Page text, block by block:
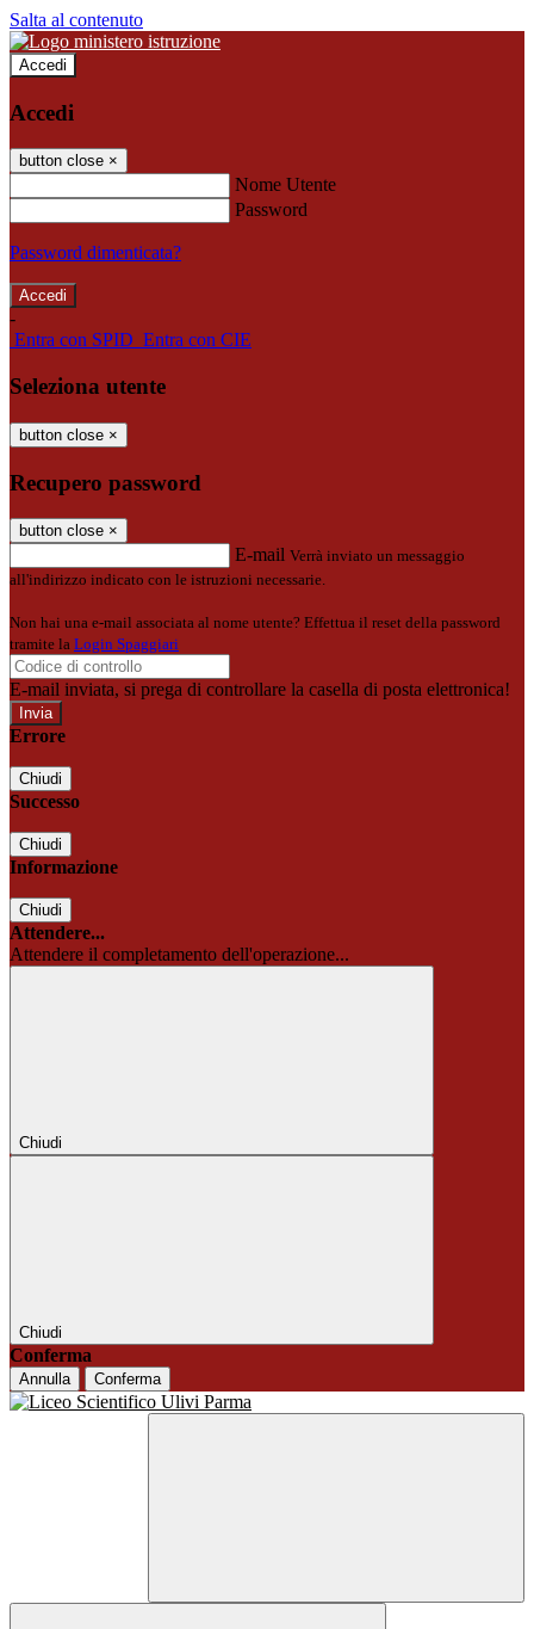
Salta al contenuto
Accedi
Accedi
button close ×
Nome Utente
Password
Password dimenticata?
-
Entra con SPID Entra con CIE
Seleziona utente
button close ×
Recupero password
button close ×
E-mail Verrà inviato un messaggio
all'indirizzo indicato con le istruzioni necessarie.
Non hai una e-mail associata al nome utente? Effettua il reset della password
tramite la Login Spaggiari
E-mail inviata, si prega di controllare la casella di posta elettronica!
Errore
Chiudi
Successo
Chiudi
Informazione
Chiudi
Attendere...
Attendere il completamento dell'operazione...
Chiudi
Chiudi
Conferma
Annulla Conferma